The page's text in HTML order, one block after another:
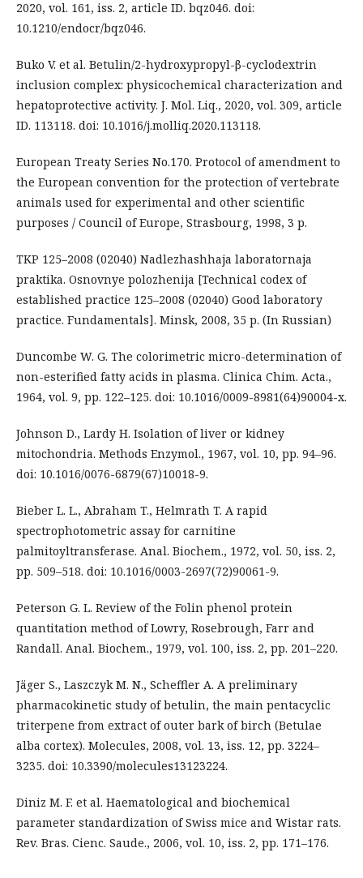
2020, vol. 161, iss. 2, article ID. bqz046. doi:
10.1210/endocr/bqz046.
Buko V. et al. Betulin/2-hydroxypropyl-β-cyclodextrin
inclusion complex: physicochemical characterization and
hepatoprotective activity. J. Mol. Liq., 2020, vol. 309, article
ID. 113118. doi: 10.1016/j.molliq.2020.113118.
European Treaty Series No.170. Protocol of amendment to
the European convention for the protection of vertebrate
animals used for experimental and other scientific
purposes / Council of Europe, Strasbourg, 1998, 3 p.
TKP 125–2008 (02040) Nadlezhashhaja laboratornaja
praktika. Osnovnye polozhenija [Technical codex of
established practice 125–2008 (02040) Good laboratory
practice. Fundamentals]. Minsk, 2008, 35 p. (In Russian)
Duncombe W. G. The colorimetric micro-determination of
non-esterified fatty acids in plasma. Clinica Chim. Acta.,
1964, vol. 9, pp. 122–125. doi: 10.1016/0009-8981(64)90004-x.
Johnson D., Lardy H. Isolation of liver or kidney
mitochondria. Methods Enzymol., 1967, vol. 10, pp. 94–96.
doi: 10.1016/0076-6879(67)10018-9.
Bieber L. L., Abraham T., Helmrath T. A rapid
spectrophotometric assay for carnitine
palmitoyltransferase. Anal. Biochem., 1972, vol. 50, iss. 2,
pp. 509–518. doi: 10.1016/0003-2697(72)90061-9.
Peterson G. L. Review of the Folin phenol protein
quantitation method of Lowry, Rosebrough, Farr and
Randall. Anal. Biochem., 1979, vol. 100, iss. 2, pp. 201–220.
Jäger S., Laszczyk M. N., Scheffler A. A preliminary
pharmacokinetic study of betulin, the main pentacyclic
triterpene from extract of outer bark of birch (Betulae
alba cortex). Molecules, 2008, vol. 13, iss. 12, pp. 3224–
3235. doi: 10.3390/molecules13123224.
Diniz M. F. et al. Haematological and biochemical
parameter standardization of Swiss mice and Wistar rats.
Rev. Bras. Cienc. Saude., 2006, vol. 10, iss. 2, pp. 171–176.